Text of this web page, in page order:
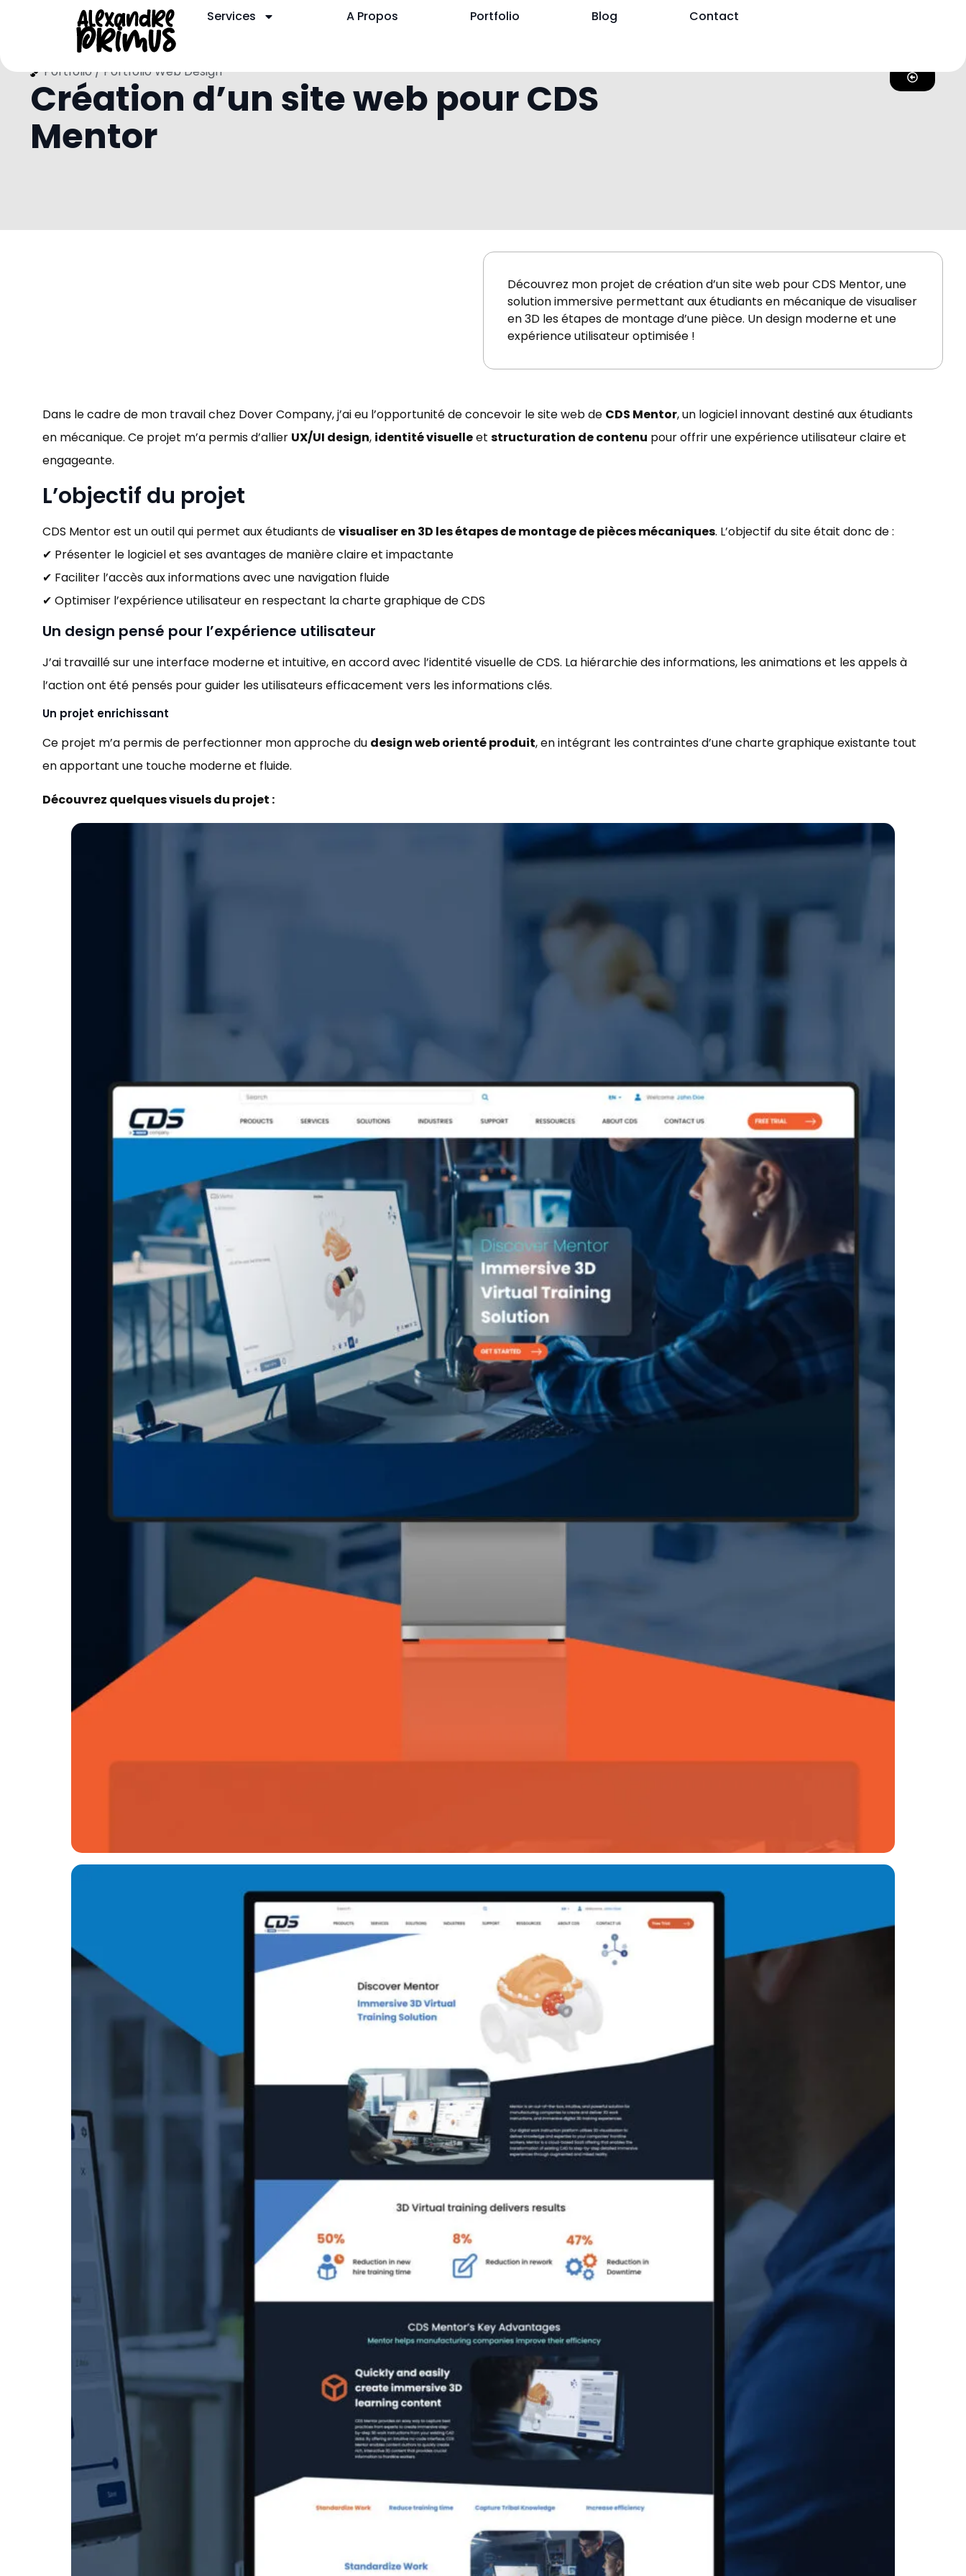
Services A Propos Portfolio Blog Contact
Portfolio /Portfolio Web Design
Création d’un site web pour CDS
Mentor
Découvrez mon projet de création d’un site web pour CDS Mentor, une
solution immersive permettant aux étudiants en mécanique de visualiser
en 3D les étapes de montage d’une pièce. Un design moderne et une
expérience utilisateur optimisée !
Dans le cadre de mon travail chez Dover Company, j’ai eu l’opportunité de concevoir le site web de CDS Mentor, un logiciel innovant destiné aux étudiants
en mécanique. Ce projet m’a permis d’allier UX/UI design, identité visuelleet structuration de contenu pour offrir une expérience utilisateur claire et
engageante.
L’objectif du projet
CDS Mentor est un outil qui permet aux étudiants devisualiser en 3D les étapes de montage de pièces mécaniques. L’objectif du site était donc de :
✔ Présenter le logiciel et ses avantages de manière claire et impactante
✔ Faciliter l’accès aux informations avec une navigation fluide
✔ Optimiser l’expérience utilisateur en respectant la charte graphique de CDS
Un design pensé pour l’expérience utilisateur
J’ai travaillé sur une interface moderne et intuitive, en accord avec l’identité visuelle de CDS. La hiérarchie des informations, les animations et les appels à
l’action ont été pensés pour guider les utilisateurs efficacement vers les informations clés.
Un projet enrichissant
Ce projet m’a permis de perfectionner mon approche du design web orienté produit, en intégrant les contraintes d’une charte graphique existante tout
en apportant une touche moderne et fluide.
Découvrez quelques visuels du projet :